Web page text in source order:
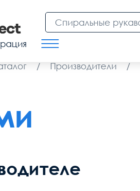
/ Производители /